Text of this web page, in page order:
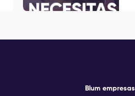
Blum empresas